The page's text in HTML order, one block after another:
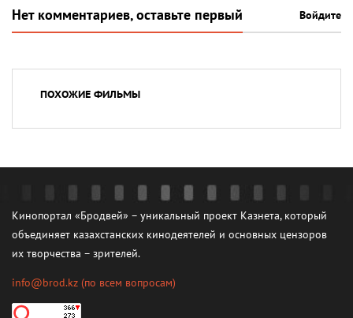
Нет комментариев, оставьте первый Войдите
ПОХОЖИЕ ФИЛЬМЫ
Кинопортал «Бродвей» – уникальный проект Казнета, который
объединяет казахстанских кинодеятелей и основных цензоров
их творчества – зрителей.
info@brod.kz (по всем вопросам)